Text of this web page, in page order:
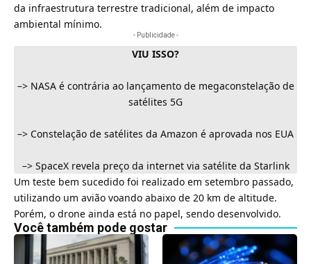
da infraestrutura terrestre tradicional, além de impacto
ambiental mínimo.
- Publicidade -
VIU ISSO?
–> NASA é contrária ao lançamento de megaconstelação de
satélites 5G
–> Constelação de satélites da Amazon é aprovada nos EUA
–> SpaceX revela preço da internet via satélite da Starlink
Um teste bem sucedido foi realizado em setembro passado,
utilizando um avião voando abaixo de 20 km de altitude.
Porém, o drone ainda está no papel, sendo desenvolvido.
Você também pode gostar